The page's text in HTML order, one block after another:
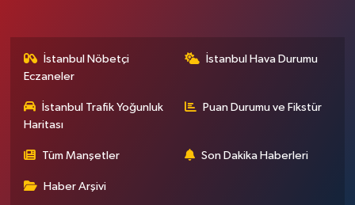
İstanbul Nöbetçi
Eczaneler
İstanbul Hava Durumu
İstanbul Trafik Yoğunluk
Haritası
Puan Durumu ve Fikstür
Tüm Manşetler Son Dakika Haberleri
Haber Arşivi